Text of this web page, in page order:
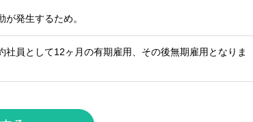
発生するため。
社員として12ヶ月の有期雇用、その後無期雇用となりま